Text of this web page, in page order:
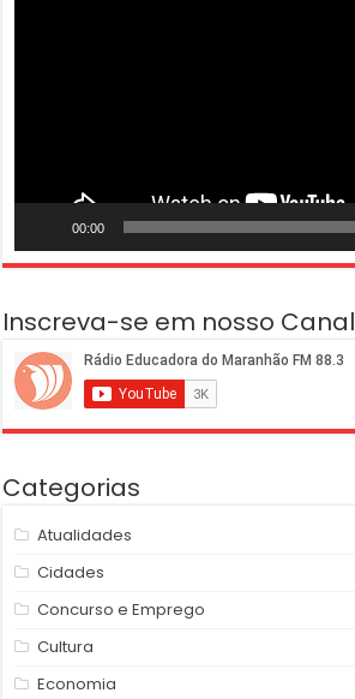
00:00
Inscreva-se em nosso Canal
Categorias
Atualidades
Cidades
Concurso e Emprego
Cultura
Economia